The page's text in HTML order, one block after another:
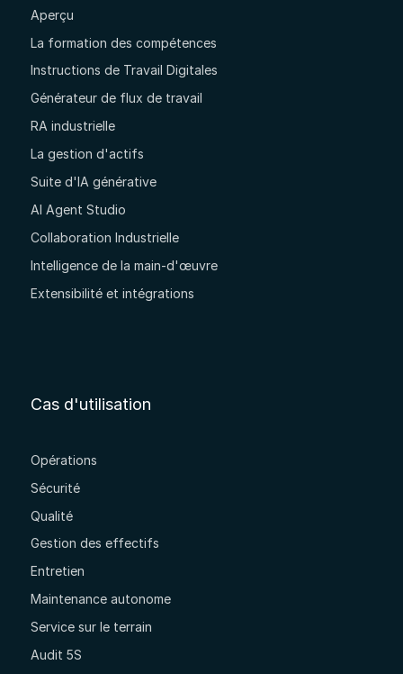
Aperçu
La formation des compétences
Instructions de Travail Digitales
Générateur de flux de travail
RA industrielle
La gestion d'actifs
Suite d'IA générative
AI Agent Studio
Collaboration Industrielle
Intelligence de la main-d'œuvre
Extensibilité et intégrations
Cas d'utilisation
Opérations
Sécurité
Qualité
Gestion des effectifs
Entretien
Maintenance autonome
Service sur le terrain
Audit 5S